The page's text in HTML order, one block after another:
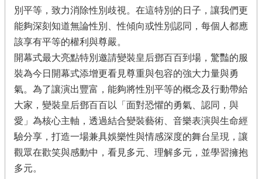
別平等，致力消除性別歧視。在這特別的日子，讓我們更
能夠深刻知道無論性別、性傾向或性別認同，每個人都應
該享有平等的權利與尊嚴。
開幕式最大亮點特別邀請變裝皇后鄧百百到場，驚豔的服
裝為今日開幕式添增更看見尊重與包容的強大力量與勇
氣。為了讓演出豐富，能夠將性別平等的概念及行動帶給
大家，變裝皇后鄧百百以「面對恐懼的勇氣、認同，與
愛」為核心主軸，透過結合變裝藝術、音樂表演與生命經
驗分享，打造一場兼具娛樂性與情感深度的舞台呈現，讓
觀眾在歡笑與感動中，看見多元、理解多元，並學習擁抱
多元。